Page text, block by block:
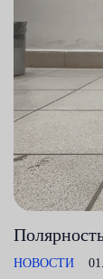
НОВОСТИ